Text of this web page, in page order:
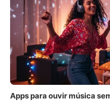
Apps para ouvir música